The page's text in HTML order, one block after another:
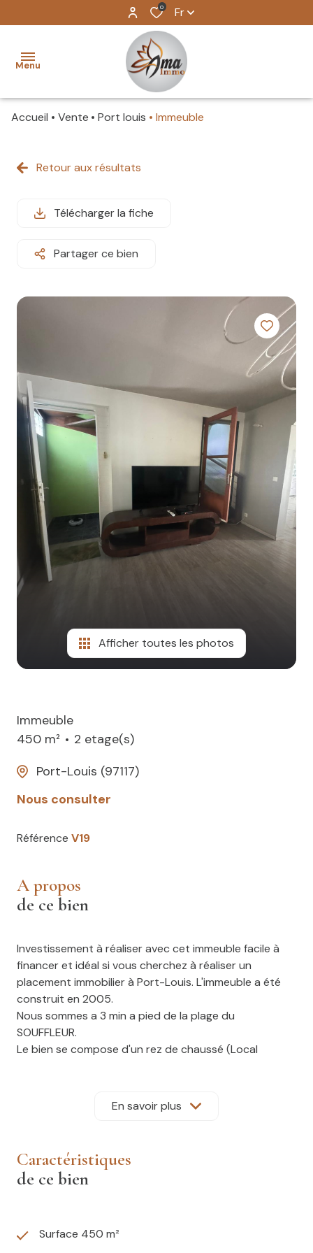
0 Fr
Menu
locations
Locations
durée
saisonnières
Locations
Accueil Vente Port louis Immeuble
Retour aux résultats
Télécharger la fiche
Partager ce bien
Afficher toutes les photos
Immeuble
450 m²
2 etage(s)
Port-Louis (97117)
Nous consulter
Référence V19
a propos
de ce bien
Investissement à réaliser avec cet immeuble facile à
financer et idéal si vous cherchez à réaliser un
placement immobilier à Port-Louis. L'immeuble a été
construit en 2005.
Nous sommes a 3 min a pied de la plage du
SOUFFLEUR.
Le bien se compose d'un rez de chaussé (Local
Au 1er étage nous avons 3 chambres ,un grand
séjour,un scellier,une cuisine entièrement équipée,une
Une grande terasse de 40m2 vue jardin et une petite
loggia de 10m2 coté rue.
Au 2eme étage nous y trouvons un grand loft lumineux
Une salle de bain et wc,baignoire spa.Une pièce
En savoir plus
caractéristiques
de ce bien
Surface 450 m²